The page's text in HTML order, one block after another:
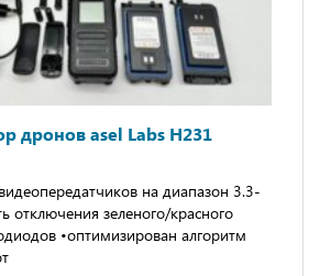
дронов asel Labs H231
нa диапазoн 3.3-
отключения зеленого/красного
•оптимизирован алгоритм